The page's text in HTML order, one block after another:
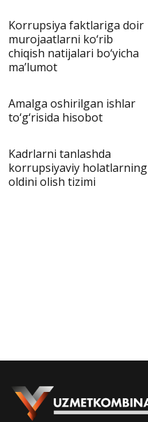
Korrupsiya faktlariga doir
murojaatlarni ko‘rib
chiqish natijalari bo‘yicha
maʼlumot
Amalga oshirilgan ishlar
to‘g‘risida hisobot
Kadrlarni tanlashda
korrupsiyaviy holatlarning
oldini olish tizimi